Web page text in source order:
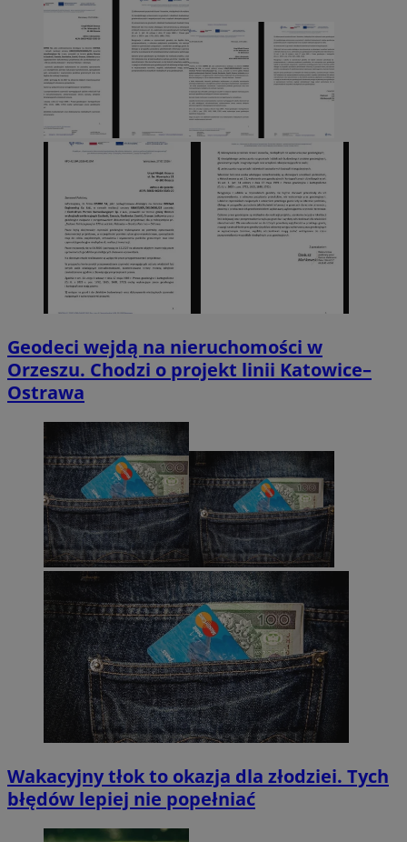
Geodeci wejdą na nieruchomości w
Orzeszu. Chodzi o projekt linii Katowice–
Ostrawa
Wakacyjny tłok to okazja dla złodziei. Tych
błędów lepiej nie popełniać